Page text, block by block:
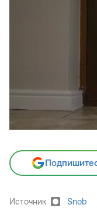
Источник Snob